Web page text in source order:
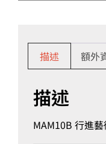
描述 額外
描述
MAM10B 行進